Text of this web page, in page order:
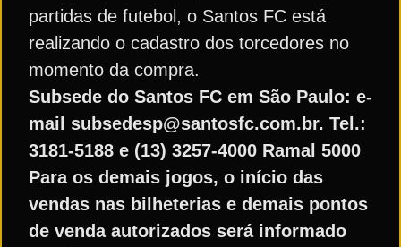
partidas de futebol, o Santos FC está
realizando o cadastro dos torcedores no
momento da compra.
Subsede do Santos FC em São Paulo: e-
mail subsedesp@santosfc.com.br. Tel.:
3181-5188 e (13) 3257-4000 Ramal 5000
Para os demais jogos, o início das
vendas nas bilheterias e demais pontos
de venda autorizados será informado